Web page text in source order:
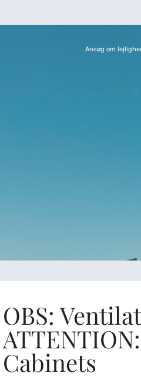
Ansøg om
OBS:
Cabinets